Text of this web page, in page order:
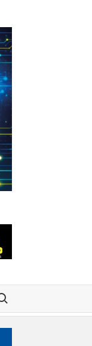
el papel del